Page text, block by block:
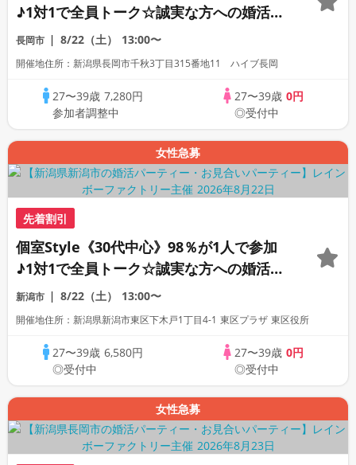
♪1対1で全員トーク☆誠実な方への婚活パ
ーティー
長岡市 8/22（土） 13:00〜
開催地住所：新潟県長岡市千秋3丁目315番地11 ハイブ長岡
27〜39歳 7,280円
参加者調整中
27〜39歳 0円
◎受付中
女性急募
先着割引
個室Style《30代中心》98％が1人で参加
♪1対1で全員トーク☆誠実な方への婚活パ
ーティー
新潟市 8/22（土） 13:00〜
開催地住所：新潟県新潟市東区下木戸1丁目4-1 東区プラザ 東区役所
27〜39歳 6,580円
◎受付中
27〜39歳 0円
◎受付中
女性急募